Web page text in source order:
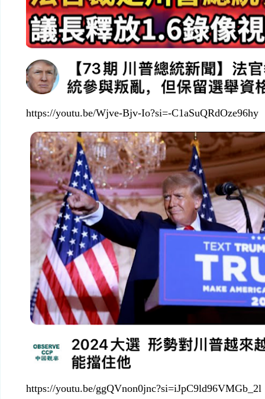
https://youtu.be/Wjve-Bjv-Io?si=-C1aSuQRdOze96hy
https://youtu.be/ggQVnon0jnc?si=iJpC9ld96VMGb_2l